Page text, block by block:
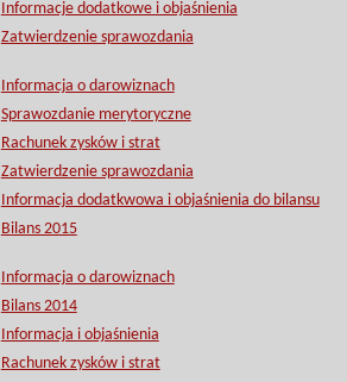
Informacje dodatkowe i objaśnienia
Zatwierdzenie sprawozdania
Informacja o darowiznach
Sprawozdanie merytoryczne
Rachunek zysków i strat
Zatwierdzenie sprawozdania
Informacja dodatkwowa i objaśnienia do bilansu
Bilans 2015
Informacja o darowiznach
Bilans 2014
Informacja i objaśnienia
Rachunek zysków i strat